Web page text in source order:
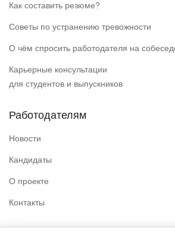
Как составить резюме?
Советы по устранению тревожности
О чём спросить работодателя на
Карьерные консультации
для студентов и выпускников
Работодателям
Новости
Кандидаты
О проекте
Контакты